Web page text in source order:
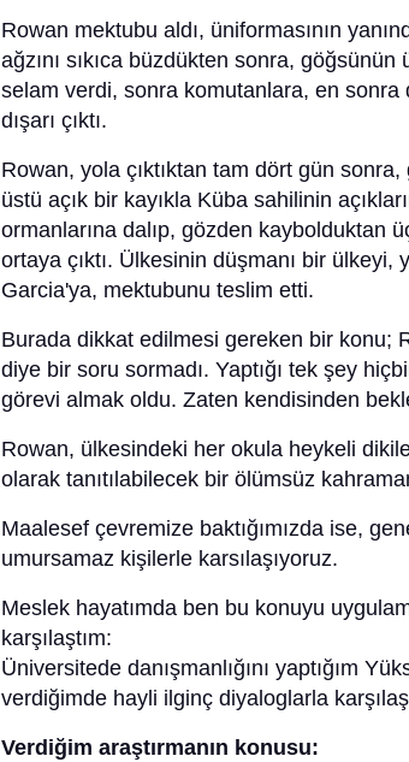
Rowan mektubu aldı, üniformasının
ağzını sıkıca büzdükten sonra,
selam verdi, sonra komutanlara, en sonra
dışarı çıktı.
Rowan, yola çıktıktan tam dört gün
üstü açık bir kayıkla Küba sahilinin
ormanlarına dalıp, gözden kaybolduktan
ortaya çıktı. Ülkesinin düşmanı bir
Garcia'ya, mektubunu teslim etti.
Burada dikkat edilmesi gereken bir konu;
diye bir soru sormadı. Yaptığı tek şey
görevi almak oldu. Zaten kendisinden
Rowan, ülkesindeki her okula heykeli
olarak tanıtılabilecek bir ölümsüz
Maalesef çevremize baktığımızda ise,
umursamaz kişilerle karsılaşıyoruz.
Meslek hayatımda ben bu konuyu
karşılaştım:
Üniversitede danışmanlığını yaptığım
verdiğimde hayli ilginç diyaloglarla
Verdiğim araştırmanın konusu: